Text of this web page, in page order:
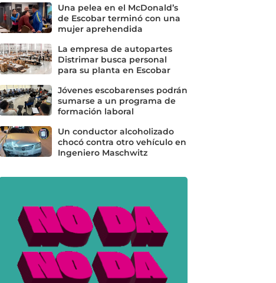
Una pelea en el McDonald’s
de Escobar terminó con una
mujer aprehendida
La empresa de autopartes
Distrimar busca personal
para su planta en Escobar
Jóvenes escobarenses podrán
sumarse a un programa de
formación laboral
Un conductor alcoholizado
chocó contra otro vehículo en
Ingeniero Maschwitz